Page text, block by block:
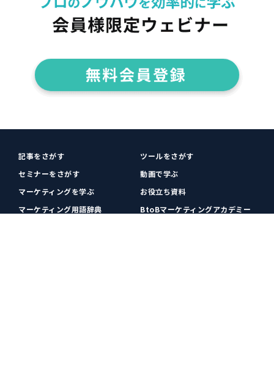
記事をさがす
ツールをさがす
セミナーをさがす
動画で学ぶ
マーケティングを学ぶ
お役立ち資料
マーケティング用語辞典
BtoBマーケティングアカデミー